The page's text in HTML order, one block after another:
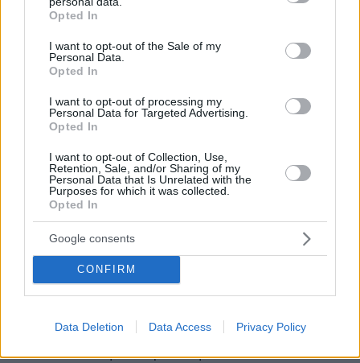
grant or deny consent to Google and its third-party tags to
use your data for below specified purposes in below Google
consent section.
Opted In
I want to opt-out of the Sale of my
Personal Data.
Opted In
I want to opt-out of processing my
Personal Data for Targeted Advertising.
Opted In
I want to opt-out of Collection, Use,
Retention, Sale, and/or Sharing of my
Personal Data that Is Unrelated with the
Purposes for which it was collected.
Opted In
Google consents
CONFIRM
Data Deletion Data Access Privacy Policy
αντιστοίχως, με ισχύ από τις 17 Ιουνίου 2026.
Πρόγραμμα αγοράς στοιχείων ενεργητικού
(APP) και έκτακτο πρόγραμμα αγοράς
στοιχείων ενεργητικού λόγω πανδημίας (PEPP)
Τα χαρτοφυλάκια APP και PEPP μειώνονται με
Ευρωσύστημα δεν επανεπενδύει πλέον τα
ποσά από την εξόφληση τίτλων κατά τη λήξη
Το Διοικητικό Συμβούλιο είναι έτοιμο να
προσαρμόσει όλα τα μέσα που έχει στη
ότι ο πληθωρισμός θα σταθεροποιηθεί στον
στόχο του 2% μεσοπρόθεσμα και να